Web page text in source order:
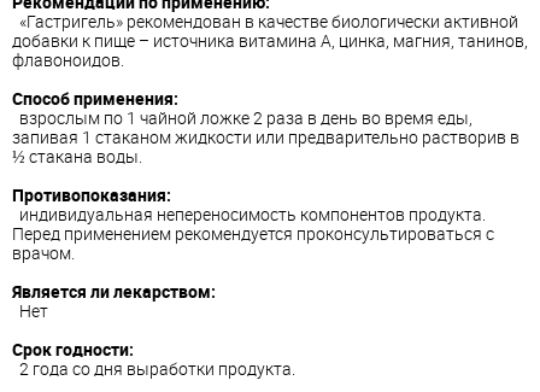
«Гастригель» рекомендован в качестве биологически активной
добавки к пище – источника витамина А, цинка, магния, танинов,
флавоноидов.
Способ применения:
взрослым по 1 чайной ложке 2 раза в день во время еды,
запивая 1 стаканом жидкости или предварительно растворив в
½ стакана воды.
Противопоказания:
индивидуальная непереносимость компонентов продукта.
Перед применением рекомендуется проконсультироваться с
врачом.
Является ли лекарством:
Нет
Срок годности:
2 года со дня выработки продукта.